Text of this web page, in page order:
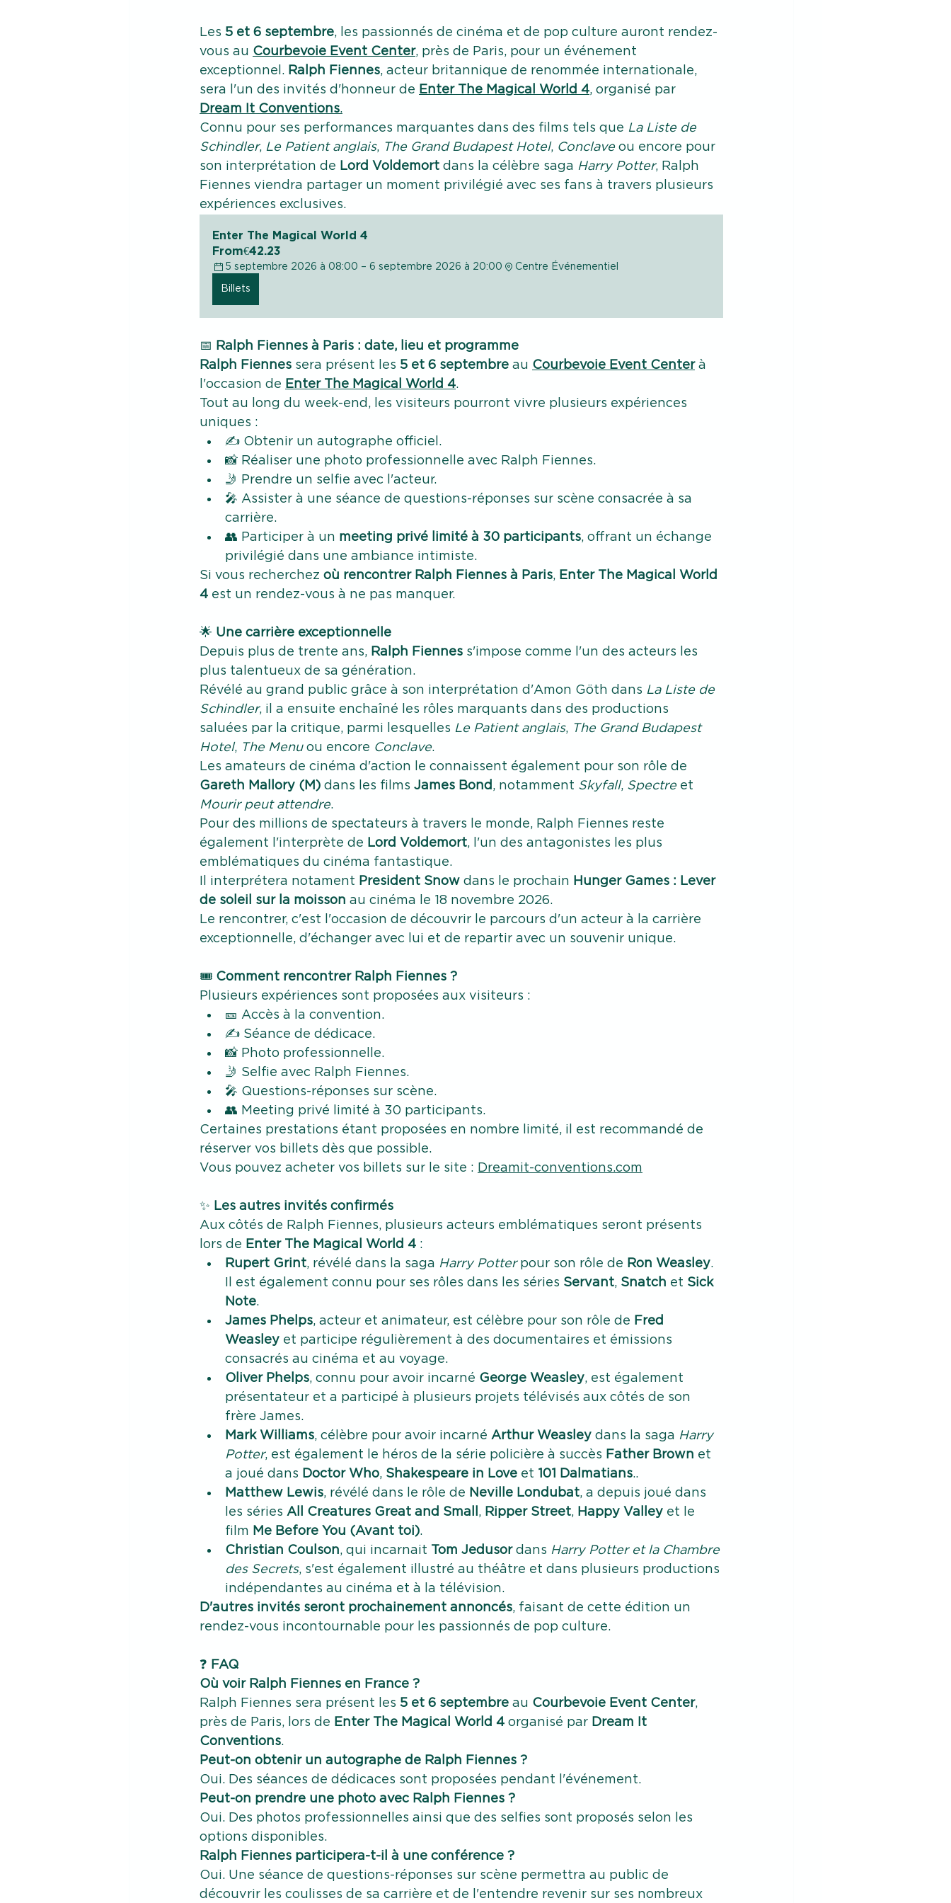
Les 5 et 6 septembre, les passionnés de cinéma et de pop culture auront rendez-
vous au Courbevoie Event Center, près de Paris, pour un événement
exceptionnel. Ralph Fiennes, acteur britannique de renommée internationale,
sera l'un des invités d'honneur de Enter The Magical World 4, organisé par
Dream It Conventions.
Connu pour ses performances marquantes dans des films tels que La Liste de
Schindler, Le Patient anglais, The Grand Budapest Hotel, Conclave ou encore pour
son interprétation de Lord Voldemort dans la célèbre saga Harry Potter, Ralph
Fiennes viendra partager un moment privilégié avec ses fans à travers plusieurs
expériences exclusives.
Enter The Magical World 4
From€42.23
5 septembre 2026 à 08:00 – 6 septembre 2026 à 20:00 Centre Événementiel
Billets
📅 Ralph Fiennes à Paris : date, lieu et programme
Ralph Fiennes sera présent les 5 et 6 septembre au Courbevoie Event Center à
l'occasion de Enter The Magical World 4.
Tout au long du week-end, les visiteurs pourront vivre plusieurs expériences
uniques :
✍️ Obtenir un autographe officiel.
📸 Réaliser une photo professionnelle avec Ralph Fiennes.
🤳 Prendre un selfie avec l'acteur.
🎤 Assister à une séance de questions-réponses sur scène consacrée à sa
carrière.
👥 Participer à un meeting privé limité à 30 participants, offrant un échange
privilégié dans une ambiance intimiste.
Si vous recherchez où rencontrer Ralph Fiennes à Paris, Enter The Magical World
4 est un rendez-vous à ne pas manquer.
🌟 Une carrière exceptionnelle
Depuis plus de trente ans, Ralph Fiennes s'impose comme l'un des acteurs les
plus talentueux de sa génération.
Révélé au grand public grâce à son interprétation d'Amon Göth dans La Liste de
Schindler, il a ensuite enchaîné les rôles marquants dans des productions
saluées par la critique, parmi lesquelles Le Patient anglais, The Grand Budapest
Hotel, The Menu ou encore Conclave.
Les amateurs de cinéma d'action le connaissent également pour son rôle de
Gareth Mallory (M) dans les films James Bond , notamment Skyfall, Spectre et
Mourir peut attendre.
Pour des millions de spectateurs à travers le monde, Ralph Fiennes reste
également l'interprète de Lord Voldemort, l'un des antagonistes les plus
emblématiques du cinéma fantastique.
Il interprétera notament President Snow dans le prochain Hunger Games : Lever
de soleil
sur la moisson au cinéma le 18 novembre 2026.
Le rencontrer, c'est l'occasion de découvrir le parcours d'un acteur à la carrière
exceptionnelle, d'échanger avec lui et de repartir avec un souvenir unique.
🎟️ Comment rencontrer Ralph Fiennes ?
Plusieurs expériences sont proposées aux visiteurs :
🎫 Accès à la convention.
✍️ Séance de dédicace.
📸 Photo professionnelle.
🤳 Selfie avec Ralph Fiennes.
🎤 Questions-réponses sur scène.
👥 Meeting privé limité à 30 participants.
Certaines prestations étant proposées en nombre limité, il est recommandé de
réserver vos billets dès que possible.
Vous pouvez acheter vos billets sur le site : Dreamit-conventions.com
✨ Les autres invités confirmés
Aux côtés de Ralph Fiennes, plusieurs acteurs emblématiques seront présents
lors de Enter The Magical World 4 :
Rupert Grint, révélé dans la saga Harry Potter pour son rôle de Ron Weasley.
Il est également connu pour ses rôles dans les séries Servant, Snatch et Sick
Note.
James Phelps, acteur et animateur, est célèbre pour son rôle de Fred
Weasley et participe régulièrement à des documentaires et émissions
consacrés au cinéma et au voyage.
Oliver Phelps, connu pour avoir incarné George Weasley, est également
présentateur et a participé à plusieurs projets télévisés aux côtés de son
frère James.
Mark Williams, célèbre pour avoir incarné Arthur Weasley dans la saga Harry
Potter, est également le héros de la série policière à succès Father Brown et
a joué dans Doctor Who, Shakespeare in Love et 101 Dalmatians..
Matthew Lewis, révélé dans le rôle de Neville Londubat, a depuis joué dans
les séries All Creatures Great and Small , Ripper Street, Happy Valley et le
film Me Before You (Avant toi).
Christian Coulson, qui incarnait Tom Jedusor dans Harry Potter et la Chambre
des Secrets, s'est également illustré au théâtre et dans plusieurs productions
indépendantes au cinéma et à la télévision.
D'autres invités seront prochainement annoncés, faisant de cette édition un
rendez-vous incontournable pour les passionnés de pop culture.
❓ FAQ
Où voir Ralph Fiennes en France ?
Ralph Fiennes sera présent les 5 et 6 septembre au Courbevoie Event Center,
près de Paris, lors de Enter The Magical World 4 organisé par Dream It
Conventions.
Peut-on obtenir un autographe de Ralph Fiennes ?
Oui. Des séances de dédicaces sont proposées pendant l'événement.
Peut-on prendre une photo avec Ralph Fiennes ?
Oui. Des photos professionnelles ainsi que des selfies sont proposés selon les
options disponibles.
Ralph Fiennes participera-t-il à une conférence ?
Oui. Une séance de questions-réponses sur scène permettra au public de
découvrir les coulisses de sa carrière et de l'entendre revenir sur ses nombreux